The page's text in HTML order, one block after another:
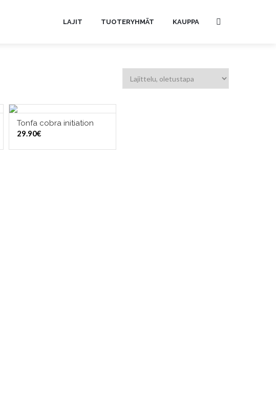
LAJIT TUOTERYHMÄT KAUPPA
LISÄÄ OSTOSKORIIN
Tonfa cobra initiation
29.90€